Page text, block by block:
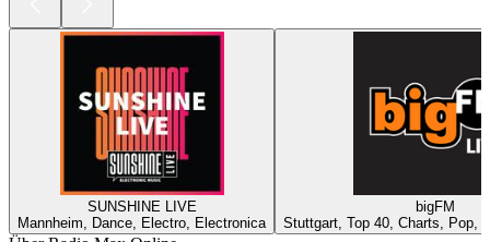
SUNSHINE LIVE
Mannheim, Dance, Electro, Electronica
bigFM
Stuttgart, Top 40, Charts, Pop,